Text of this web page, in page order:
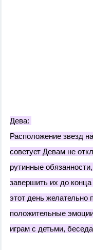
Дева:
Расположение звезд
советует Девам не
рутинные
завершить их до
этот день желательно
положительные
играм с детьми,